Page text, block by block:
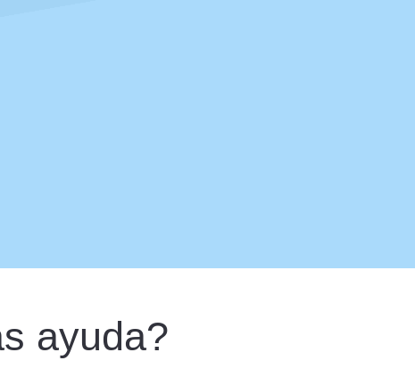
ayuda?